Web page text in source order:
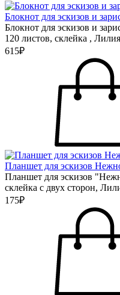
Блокнот для эскизов и
Блокнот для эскизов и
120 листов, склейка ,
615₽
Планшет для эскизов
Планшет для эскизов
склейка с двух сторон,
175₽